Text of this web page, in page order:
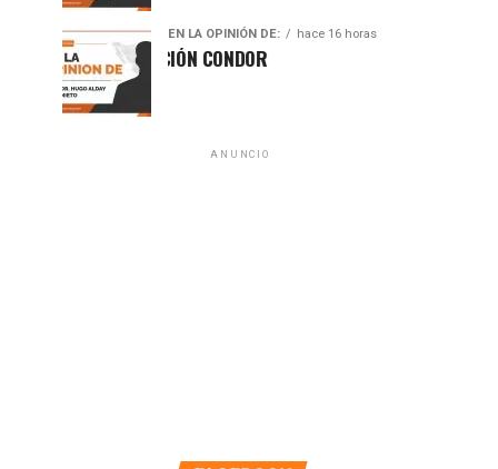
EN LA OPINIÓN DE: hace 16 horas
50 AÑOS DE LA OPERACIÓN CONDOR
ANUNCIO